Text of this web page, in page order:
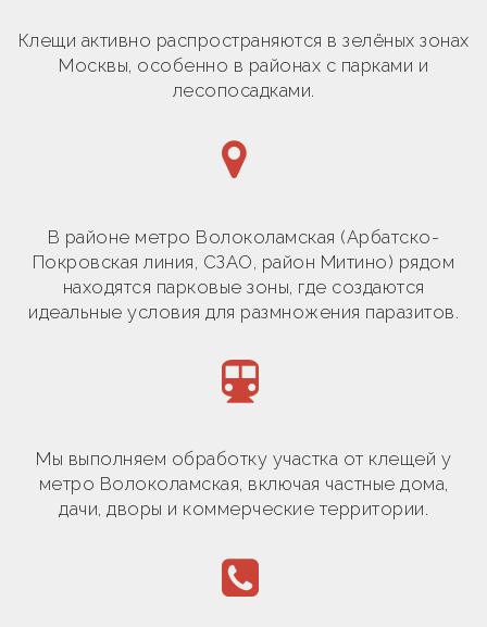
Клещи активно распространяются в зелёных зонах
Москвы, особенно в районах с парками и
лесопосадками.
В районе метро Волоколамская (Арбатско-
Покровская линия, СЗАО, район Митино) рядом
находятся парковые зоны, где создаются
идеальные условия для размножения паразитов.
Мы выполняем обработку участка от клещей у
метро Волоколамская, включая частные дома,
дачи, дворы и коммерческие территории.